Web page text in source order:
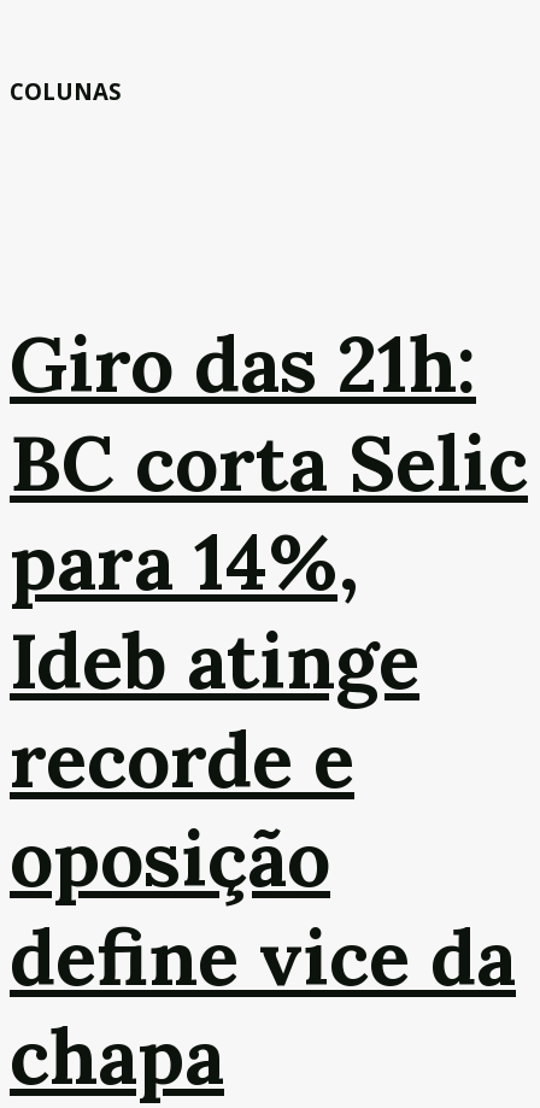
COLUNAS
Giro das 21h:
BC corta Selic
para 14%,
Ideb atinge
recorde e
oposição
define vice da
chapa